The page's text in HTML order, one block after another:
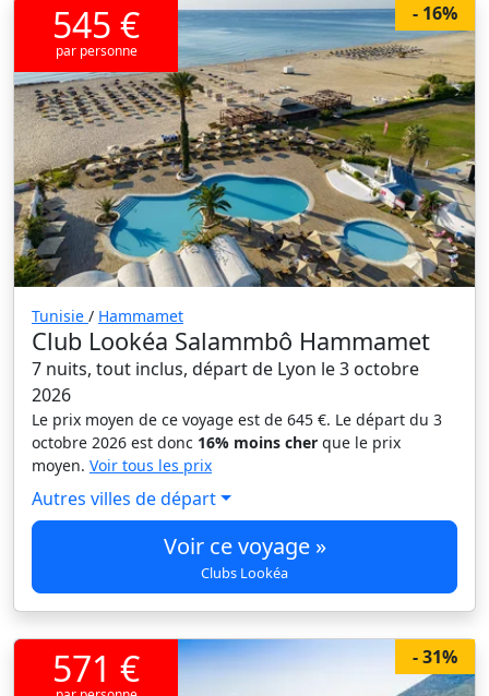
- 16%
545 €
par personne
Tunisie / Hammamet
Club Lookéa Salammbô Hammamet
7 nuits, tout inclus, départ de Lyon le 3 octobre
2026
Le prix moyen de ce voyage est de 645 €. Le départ du 3
octobre 2026 est donc 16% moins cher que le prix
moyen. Voir tous les prix
Autres villes de départ
Voir ce voyage »
Clubs Lookéa
- 31%
571 €